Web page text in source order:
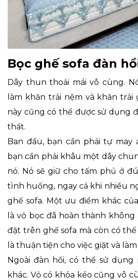
Bọc ghế sofa đàn
Dây thun thoải mái vô cùng.
làm khăn trải nệm và khăn trải
này cũng có thể được sử dụng
thất.
Ban đầu, bạn cần phải tự may
bạn cần phải khâu một dây
nó. Nó sẽ giữ cho tấm phủ ở
tình huống, ngay cả khi nhiều
ghế sofa. Một ưu điểm khác
là vỏ bọc đã hoàn thành
đặt trên ghế sofa mà còn có
là thuận tiện cho việc giặt và làm
Ngoài đàn hồi, có thể sử
khác. Vỏ có khóa kéo cũng vô